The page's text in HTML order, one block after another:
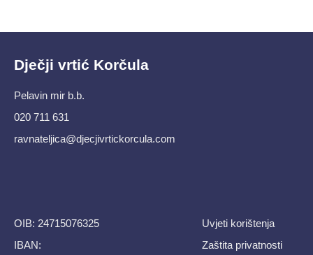
Dječji vrtić Korčula
Pelavin mir b.b.
020 711 631
ravnateljica@djecjivrtickorcula.com
OIB: 24715076325
IBAN:
Uvjeti korištenja
Zaštita privatnosti